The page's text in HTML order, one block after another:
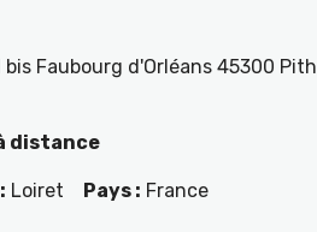
bis Faubourg d'Orléans 45300
distance
Loiret Pays : France